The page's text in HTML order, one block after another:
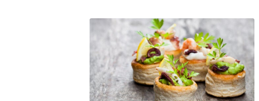
mielessä béarnaisekastike on
täydellinen vaihtoehto...